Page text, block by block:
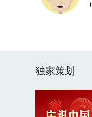
独家策划